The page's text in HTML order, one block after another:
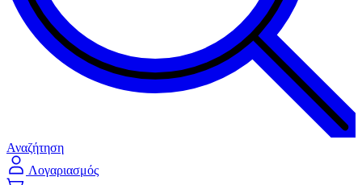
Αναζήτηση
Λογαριασμός